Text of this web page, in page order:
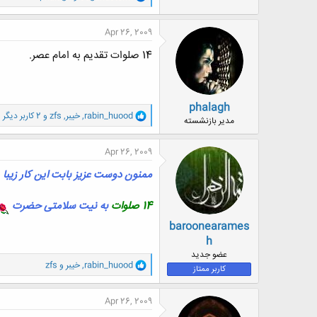
ا
ک
ش
ه
ا
phalagh
مدیر بازنشسته
Apr 26, 2009
14 صلوات تقدیم به امام عصر.
و
ا
ک
ش
ه
ا
rabin_huood
,خيبر,
zfs و 2 کاربر دیگر
baroonearames
h
عضو جدید
کاربر ممتاز
Apr 26, 2009
ممنون دوست عزیز بابت این کار
14 صلوات
به نیت سلامتی حضرت
و
ا
ک
ش
rabin_huood
,خيبرو zfs
Apr 26, 2009